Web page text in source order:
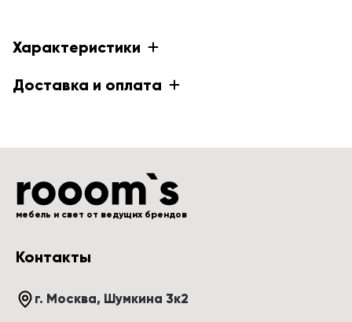
Характеристики
Доставка и оплата
мебель и свет от ведущих брендов
Контакты
г. Москва, Шумкина 3к2